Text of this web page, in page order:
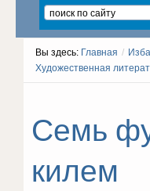
Вы здесь: Главная /
Художественная
Семь
килем